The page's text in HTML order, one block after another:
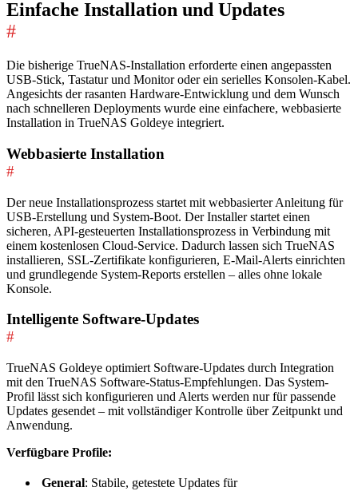
Einfache Installation und Updates
#
Die bisherige TrueNAS-Installation erforderte einen angepassten
USB-Stick, Tastatur und Monitor oder ein serielles Konsolen-Kabel.
Angesichts der rasanten Hardware-Entwicklung und dem Wunsch
nach schnelleren Deployments wurde eine einfachere, webbasierte
Installation in TrueNAS Goldeye integriert.
Webbasierte Installation
#
Der neue Installationsprozess startet mit webbasierter Anleitung für
USB-Erstellung und System-Boot. Der Installer startet einen
sicheren, API-gesteuerten Installationsprozess in Verbindung mit
einem kostenlosen Cloud-Service. Dadurch lassen sich TrueNAS
installieren, SSL-Zertifikate konfigurieren, E-Mail-Alerts einrichten
und grundlegende System-Reports erstellen – alles ohne lokale
Konsole.
Intelligente Software-Updates
#
TrueNAS Goldeye optimiert Software-Updates durch Integration
mit den TrueNAS Software-Status-Empfehlungen. Das System-
Profil lässt sich konfigurieren und Alerts werden nur für passende
Updates gesendet – mit vollständiger Kontrolle über Zeitpunkt und
Anwendung.
Verfügbare Profile:
General: Stabile, getestete Updates für